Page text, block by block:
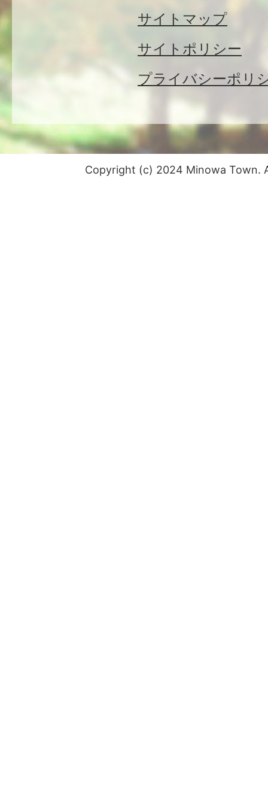
サイトマップ
サイトポリシー
プライバシーポリ
Copyright (c) 2024 Minowa Town.